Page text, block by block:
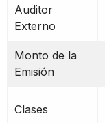
Auditor
Externo
Monto de la
Emisión
Clases